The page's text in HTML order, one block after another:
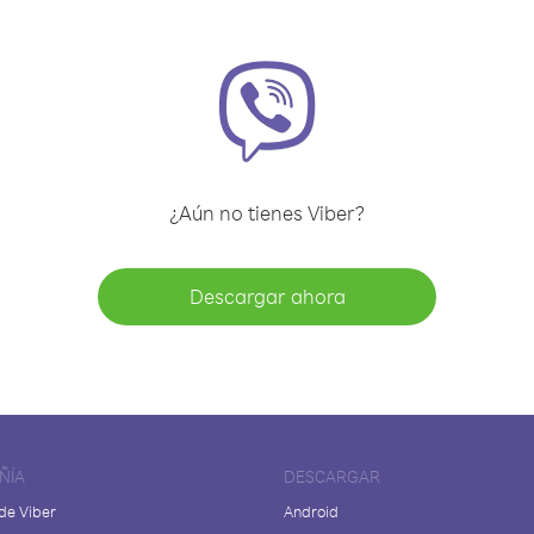
¿Aún no tienes Viber?
Descargar ahora
Viber
DESCARGAR
Android